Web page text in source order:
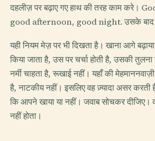
दहलीज़ पर बढ़ाए गए हाथ की तरह काम करे।
good afternoon, good night. उसके बाद
यही नियम मेज़ पर भी दिखता है। खाना आगे
किया जाता है, उस पर चर्चा होती है, उसकी तुलना
नर्मी चाहता है, रूखाई नहीं। यहाँ की
है, नाटकीय नहीं। इसलिए वह ज़्यादा असर
कि आपने खाया या नहीं। जवाब सोचकर दीजिए।
नहीं होता।